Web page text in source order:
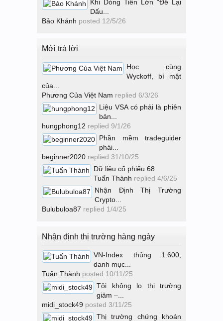
Khi Dòng Tiền Lớn “Để Lại
Dấu...
Bảo Khánh posted 12/5/26
Mới trả lời
Học cùng
Wyckoff, bí mật
của...
Phương Của Việt Nam replied 6/3/26
Liệu VSA có phải là phiên
bản...
hungphong12 replied 9/1/26
Phần mềm tradeguider
phái...
beginner2020 replied 31/10/25
Dữ liệu cổ phiếu 68
Tuấn Thành replied 4/6/25
Nhận Định Thị Trường
Crypto...
Bulubuloa87 replied 1/4/25
Nhận định thị trường hàng ngày
VN-Index thủng 1.600,
danh mục...
Tuấn Thành posted 10/11/25
Tôi không lo thị trường
giảm –...
midi_stock49 posted 3/11/25
Thị trường chứng khoán